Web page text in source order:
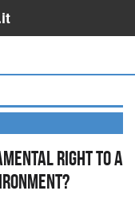
right to a